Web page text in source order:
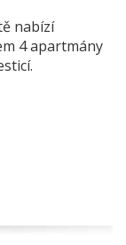
nabízí
4 apartmány